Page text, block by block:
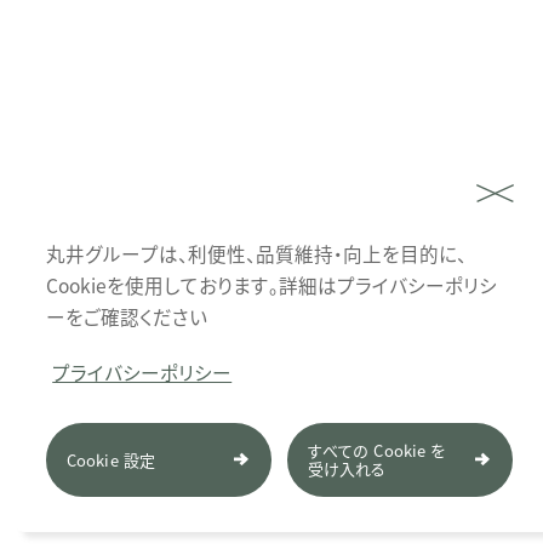
丸井グループは、利便性、品質維持・向上を目的に、
Cookieを使用しております。詳細はプライバシーポリシ
ーをご確認ください
プライバシーポリシー
Cookie 設定 すべての Cookie を
受け入れる